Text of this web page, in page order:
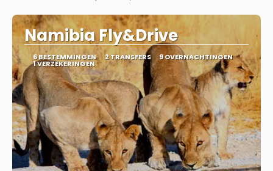
Bekijk
Namibia Fly&Drive
6 BESTEMMINGEN 2 TRANSFERS 9 OVERNACHTINGEN
1 VERZEKERINGEN